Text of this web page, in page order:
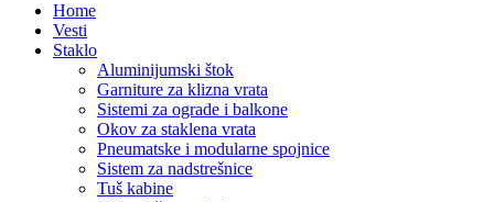
Home
Vesti
Staklo
Aluminijumski štok
Garniture za klizna vrata
Sistemi za ograde i balkone
Okov za staklena vrata
Pneumatske i modularne spojnice
Sistem za nadstrešnice
Tuš kabine